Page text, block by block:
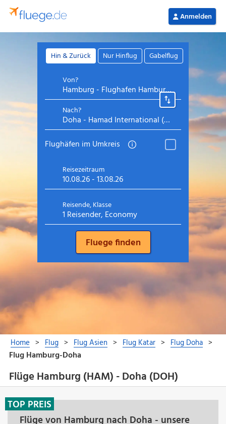
Flüge Hamburg (HAM) - Doha (DOH)
Flüge von Hamburg nach Doha - unsere
TOP PREIS